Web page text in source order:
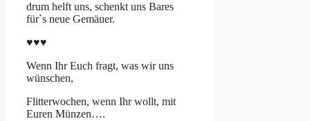
drum helft uns, schenkt uns Bares
für`s neue Gemäuer.
♥♥♥
Wenn Ihr Euch fragt, was wir uns
wünschen,
Flitterwochen, wenn Ihr wollt, mit
Euren Münzen….